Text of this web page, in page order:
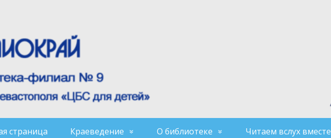
страница Краеведение О библиотеке Читаем вслух вместе